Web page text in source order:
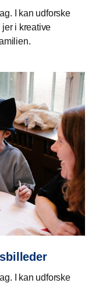
I kan udforske
i kreative
I kan udforske